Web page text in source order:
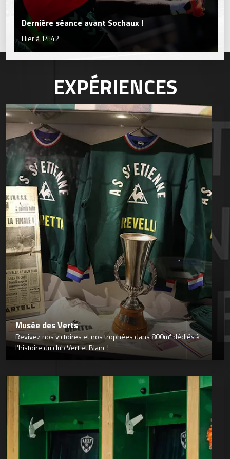
Dernière séance avant Sochaux !
Hier à 14:42
EXPÉRIENCES
Musée des Verts
Revivez nos victoires et nos trophées dans 800m² dédiés à
l’histoire du club Vert et Blanc !